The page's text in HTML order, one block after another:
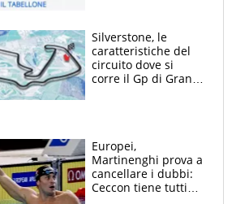
Silverstone, le
caratteristiche del
circuito dove si
corre il Gp di Gran
Europei,
Martinenghi prova a
cancellare i dubbi:
Ceccon tiene tutti